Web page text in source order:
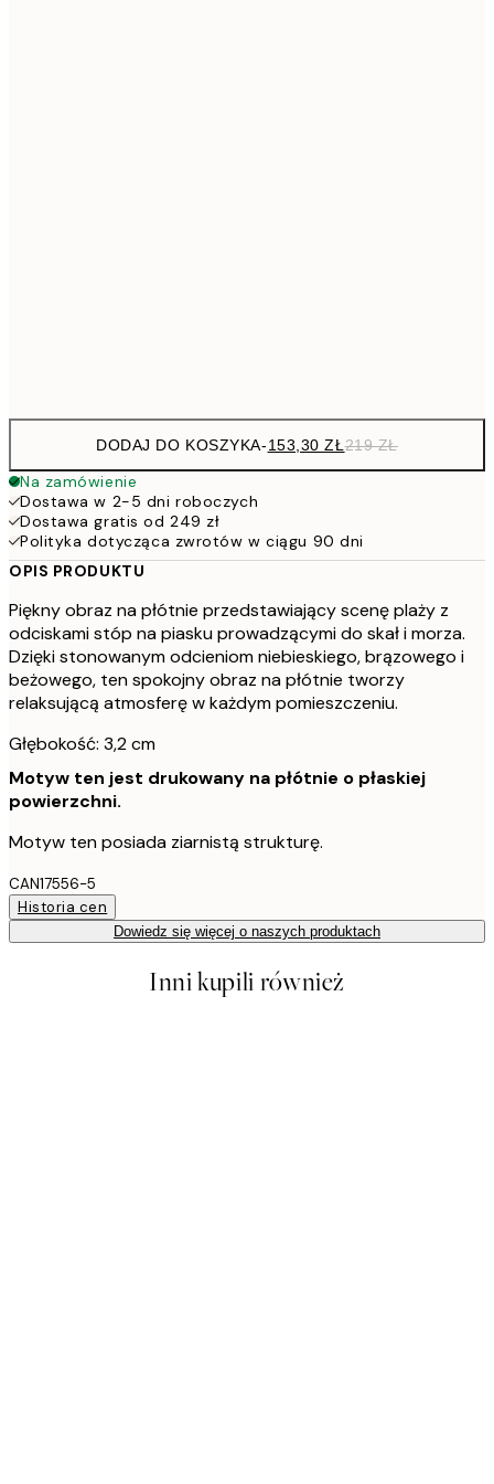
DODAJ DO KOSZYKA-153,30 ZŁ219 ZŁ
Na zamówienie
Dostawa w 2-5 dni roboczych
Dostawa gratis od 249 zł
Polityka dotycząca zwrotów w ciągu 90 dni
OPIS PRODUKTU
Piękny obraz na płótnie przedstawiający scenę plaży z
odciskami stóp na piasku prowadzącymi do skał i morza.
Dzięki stonowanym odcieniom niebieskiego, brązowego i
beżowego, ten spokojny obraz na płótnie tworzy
relaksującą atmosferę w każdym pomieszczeniu.
Głębokość: 3,2 cm
Motyw ten jest drukowany na płótnie o płaskiej
powierzchni.
Motyw ten posiada ziarnistą strukturę.
CAN17556-5
Historia cen
Dowiedz się więcej o naszych produktach
Inni kupili również